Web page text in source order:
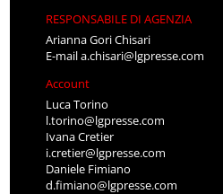
RESPONSABILE DI AGENZIA
Arianna Gori Chisari
E-maila.chisari@lgpresse.com
Account
Luca Torino
l.torino@lgpresse.com
Ivana Cretier
i.cretier@lgpresse.com
Daniele Fimiano
d.fimiano@lgpresse.com